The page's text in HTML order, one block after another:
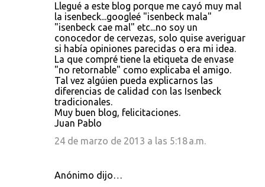
Llegué a este blog porque me cayó muy mal
la isenbeck...googleé "isenbeck mala"
"isenbeck cae mal" etc...no soy un
conocedor de cervezas, solo quise averiguar
si había opiniones parecidas o era mi idea.
La que compré tiene la etiqueta de envase
"no retornable" como explicaba el amigo.
Tal vez algúien pueda explicarnos las
diferencias de calidad con las Isenbeck
tradicionales.
Muy buen blog, felicitaciones.
Juan Pablo
24 de marzo de 2013 a las 5:18 a.m.
Anónimo dijo…